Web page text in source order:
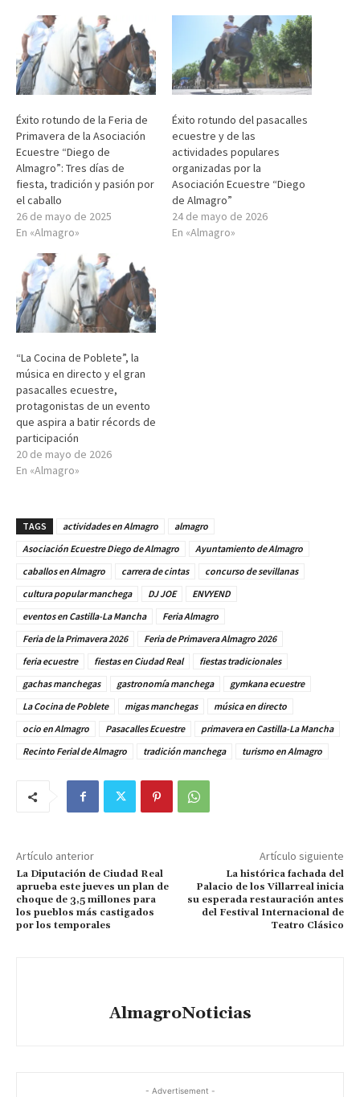
Éxito rotundo de la Feria de
Primavera de la Asociación
Ecuestre “Diego de
Almagro”: Tres días de
fiesta, tradición y pasión por
el caballo
26 de mayo de 2025
En «Almagro»
Éxito rotundo del pasacalles
ecuestre y de las
actividades populares
organizadas por la
Asociación Ecuestre “Diego
de Almagro”
24 de mayo de 2026
En «Almagro»
“La Cocina de Poblete”, la
música en directo y el gran
pasacalles ecuestre,
protagonistas de un evento
que aspira a batir récords de
participación
20 de mayo de 2026
En «Almagro»
TAGS actividades en Almagro
almagro
Asociación Ecuestre Diego de Almagro
Ayuntamiento de Almagro
caballos en Almagro
carrera de cintas
concurso de sevillanas
cultura popular manchega
DJ JOE
ENVYEND
eventos en Castilla-La Mancha
Feria Almagro
Feria de la Primavera 2026
Feria de Primavera Almagro 2026
feria ecuestre
fiestas en Ciudad Real
fiestas tradicionales
gachas manchegas
gastronomía manchega
gymkana ecuestre
La Cocina de Poblete
migas manchegas
música en directo
ocio en Almagro
Pasacalles Ecuestre
primavera en Castilla-La Mancha
Recinto Ferial de Almagro
tradición manchega turismo en Almagro
Artículo anterior
La Diputación de Ciudad Real
aprueba este jueves un plan de
choque de 3,5 millones para
los pueblos más castigados
por los temporales
Artículo siguiente
La histórica fachada del
Palacio de los Villarreal inicia
su esperada restauración antes
del Festival Internacional de
Teatro Clásico
AlmagroNoticias
- Advertisement -